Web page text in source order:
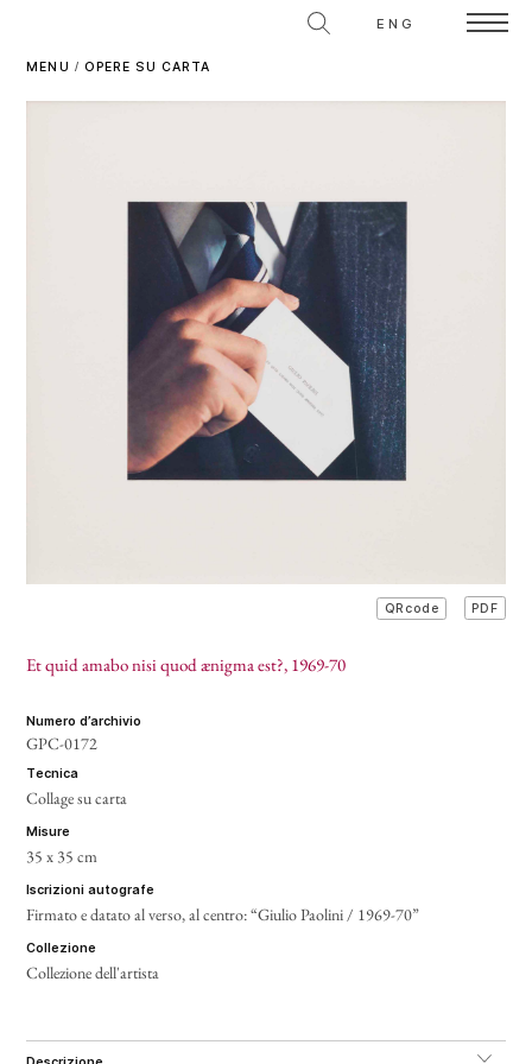
ENG
MENU / OPERE SU CARTA
QRcode PDF
Et quid amabo nisi quod ænigma est?, 1969-70
numero d’archivio
GPC-0172
tecnica
Collage su carta
misure
35 x 35 cm
iscrizioni autografe
Firmato e datato al verso, al centro: “Giulio Paolini / 1969-70”
collezione
Collezione dell'artista